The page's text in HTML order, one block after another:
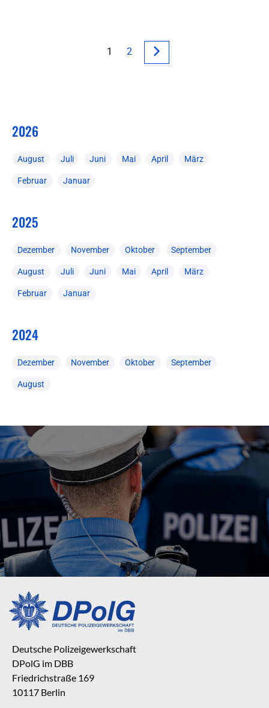
1 2
2026
August Juli Juni Mai April März
Februar Januar
2025
Dezember November Oktober September
August Juli Juni Mai April März
Februar Januar
2024
Dezember November Oktober September
August
Deutsche Polizeigewerkschaft
DPolG im DBB
Friedrichstraße 169
10117 Berlin